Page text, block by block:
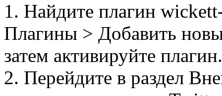
1. Найдите плагин
Плагины > Добавить
затем активируйте плагин.
2. Перейдите в раздел